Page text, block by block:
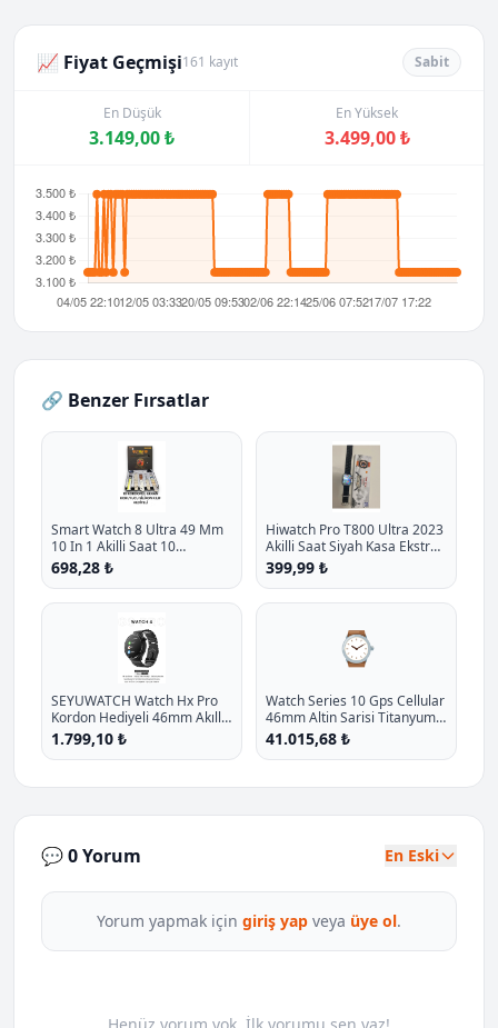
📈 Fiyat Geçmişi161 kayıt Sabit
En Düşük
3.149,00 ₺
En Yüksek
3.499,00 ₺
🔗 Benzer Fırsatlar
Smart Watch 8 Ultra 49 Mm
10 In 1 Akilli Saat 10
Kordonlu Takvim Spor
Whatsapp Menulu Koruma
698,28 ₺
Hiwatch Pro T800 Ultra 2023
Akilli Saat Siyah Kasa Ekstra
Kordon Hediyeli P - %27.1
İndirim
399,99 ₺
SEYUWATCH Watch Hx Pro
Kordon Hediyeli 46mm Akıllı
Saat Iphone Ve Android Tüm
Telefonlara Uyumlu
1.799,10 ₺
⌚
Watch Series 10 Gps Cellular
46mm Altin Sarisi Titanyum
Kasa Yildiz Isigi Spor Kordon
M L P - %26.8 İndirim
41.015,68 ₺
💬 0 Yorum En Eski
Yorum yapmak için giriş yap veya üye ol.